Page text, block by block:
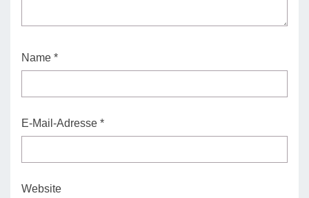
Name *
E-Mail-Adresse *
Website